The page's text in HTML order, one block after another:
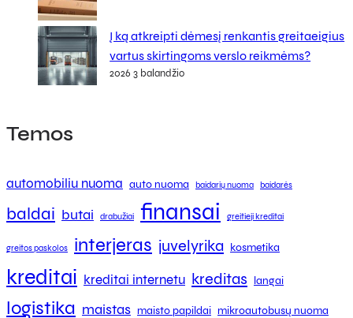
Į ką atkreipti dėmesį renkantis greitaeigius
vartus skirtingoms verslo reikmėms?
2026 3 balandžio
Temos
automobiliu nuoma auto nuoma baidarių nuoma baidarės
baldai butai drabužiai finansai greitieji kreditai
greitos paskolos interjeras juvelyrika kosmetika
kreditai kreditai internetu kreditas langai
logistika maistas maisto papildai mikroautobusų nuoma